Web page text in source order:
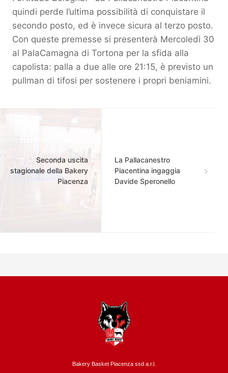
quindi perde l’ultima possibilità di conquistare il
secondo posto, ed è invece sicura al terzo posto.
Con queste premesse si presenterà Mercoledì 30
al PalaCamagna di Tortona per la sfida alla
capolista: palla a due alle ore 21:15, è previsto un
pullman di tifosi per sostenere i propri beniamini.
Seconda uscita
stagionale della Bakery
Piacenza
La Pallacanestro
Piacentina ingaggia
Davide Speronello
Bakery Basket Piacenza ssd a.r.l.